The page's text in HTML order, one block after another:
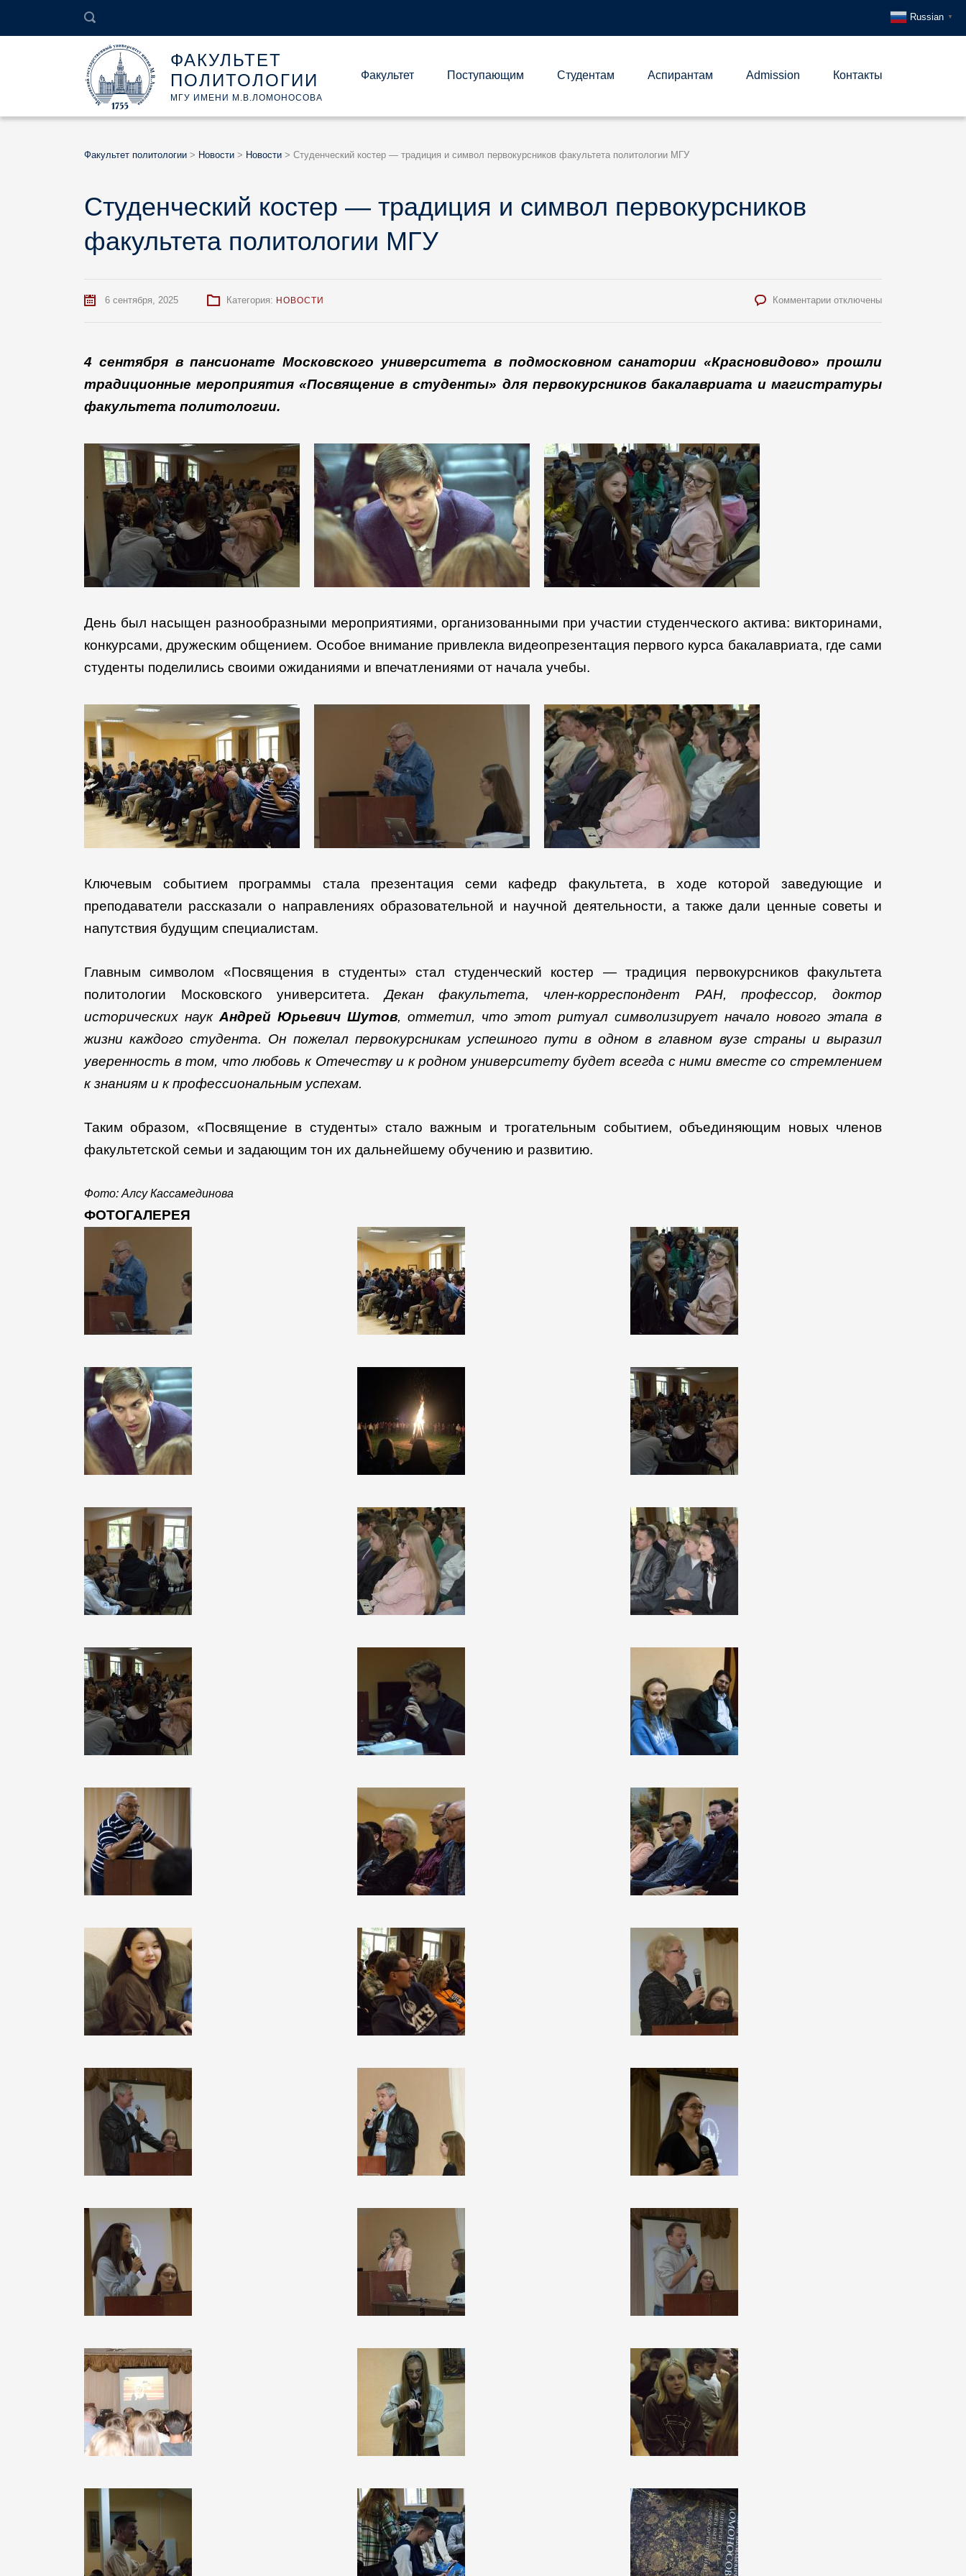
ФАКУЛЬТЕТ
ПОЛИТОЛОГИИ
МГУ ИМЕНИ М.В.ЛОМОНОСОВА
Факультет Поступающим Студентам Аспирантам Admission Контакты
Факультет политологии > Новости > Новости > Студенческий костер — традиция и символ первокурсников факультета политологии МГУ
Студенческий костер — традиция и символ первокурсников
факультета политологии МГУ
6 сентября, 2025 Категория: НОВОСТИ Комментариик
—
традиция
и
отключены
4 сентября в пансионате Московского университета в подмосковном санатории «Красновидово» прошли
традиционные мероприятия «Посвящение в студенты» для первокурсников бакалавриата и магистратуры
факультета политологии.
День был насыщен разнообразными мероприятиями, организованными при участии студенческого актива: викторинами,
конкурсами, дружеским общением. Особое внимание привлекла видеопрезентация первого курса бакалавриата, где сами
студенты поделились своими ожиданиями и впечатлениями от начала учебы.
Ключевым событием программы стала презентация семи кафедр факультета, в ходе которой заведующие и
преподаватели рассказали о направлениях образовательной и научной деятельности, а также дали ценные советы и
напутствия будущим специалистам.
Главным символом «Посвящения в студенты» стал студенческий костер — традиция первокурсников факультета
политологии Московского университета.Декан факультета, член-корреспондент РАН, профессор, доктор
исторических наук Андрей Юрьевич Шутов, отметил, что этот ритуал символизирует начало нового этапа в
жизни каждого студента. Он пожелал первокурсникам успешного пути в одном в главном вузе страны и выразил
уверенность в том, что любовь к Отечеству и к родном университету будет всегда с ними вместе со стремлением
к знаниям и к профессиональным успехам.
Таким образом, «Посвящение в студенты» стало важным и трогательным событием, объединяющим новых членов
факультетской семьи и задающим тон их дальнейшему обучению и развитию.
Фото: Алсу Кассамединова
ФОТОГАЛЕРЕЯ
Russian ▼